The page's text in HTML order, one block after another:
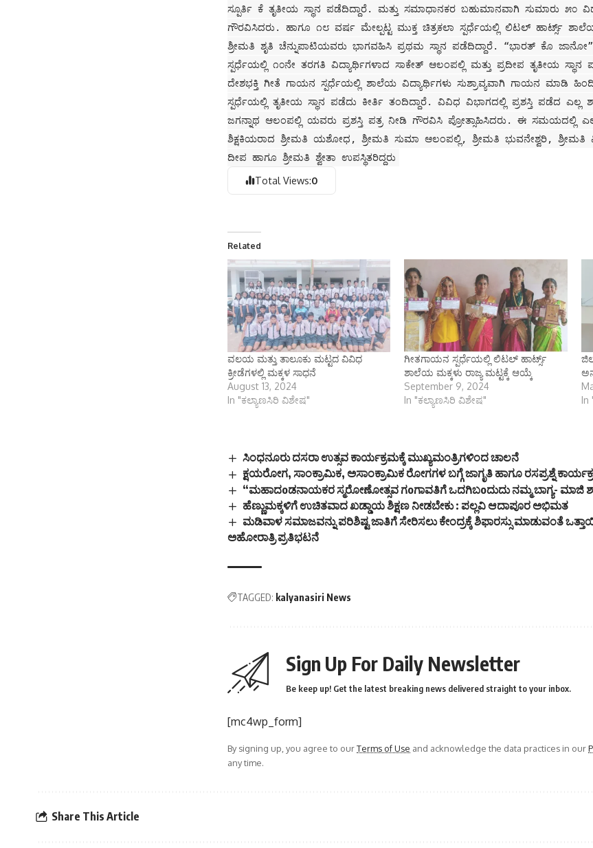
ಸ್ಪೂರ್ತಿ ಕೆ ತೃತೀಯ ಸ್ಥಾನ ಪಡೆದಿದ್ದಾರೆ. ಮತ್ತು ಸಮಾಧಾನಕರ ಬಹುಮಾನವಾಗಿ ಸುಮಾರು ೫೦
ಗೌರವಿಸಿದರು. ಹಾಗೂ ೧೮ ವರ್ಷ ಮೇಲ್ಪಟ್ಟ ಮುಕ್ತ ಚಿತ್ರಕಲಾ ಸ್ಪರ್ಧೆಯಲ್ಲಿ ಲಿಟಲ್ ಹಾರ್ಟ್ಸ್
ಶ್ರೀಮತಿ ಶೃತಿ ಚೆನ್ನುಪಾಟಿಯವರು ಭಾಗವಹಿಸಿ ಪ್ರಥಮ ಸ್ಥಾನ ಪಡೆದಿದ್ದಾರೆ. “ಭಾರತ್ ಕೊ
ಸ್ಪರ್ಧೆಯಲ್ಲಿ ೧೦ನೇ ತರಗತಿ ವಿದ್ಯಾರ್ಥಿಗಳಾದ ಸಾಕೇತ್ ಆಲಂಪಲ್ಲಿ ಮತ್ತು ಪ್ರದೀಪ ತೃತೀಯ ಸ್ಥಾನ
ದೇಶಭಕ್ತಿ ಗೀತೆ ಗಾಯನ ಸ್ಪರ್ಧೆಯಲ್ಲಿ ಶಾಲೆಯ ವಿದ್ಯಾರ್ಥಿಗಳು ಸುಶ್ರಾವ್ಯವಾಗಿ ಗಾಯನ ಮಾಡಿ
ಸ್ಪರ್ಧೆಯಲ್ಲಿ ತೃತೀಯ ಸ್ಥಾನ ಪಡೆದು ಕೀರ್ತಿ ತಂದಿದ್ದಾರೆ. ವಿವಿಧ ವಿಭಾಗದಲ್ಲಿ ಪ್ರಶಸ್ತಿ ಪಡೆದ
ಜಗನ್ನಾಥ ಆಲಂಪಲ್ಲಿ ಯವರು ಪ್ರಶಸ್ತಿ ಪತ್ರ ನೀಡಿ ಗೌರವಿಸಿ ಪ್ರೋತ್ಸಾಹಿಸಿದರು. ಈ ಸಮಯದಲ್ಲಿ
ಶಿಕ್ಷಕಿಯರಾದ ಶ್ರೀಮತಿ ಯಶೋಧ, ಶ್ರೀಮತಿ ಸುಮಾ ಆಲಂಪಲ್ಲಿ, ಶ್ರೀಮತಿ ಭುವನೇಶ್ವರಿ,
ದೀಪ ಹಾಗೂ ಶ್ರೀಮತಿ ಶ್ವೇತಾ ಉಪಸ್ಥಿತರಿದ್ದರು
Total Views:0
Related
ವಲಯ ಮತ್ತು ತಾಲೂಕು ಮಟ್ಟದ ವಿವಿಧ
ಕ್ರೀಡೆಗಳಲ್ಲಿ ಮಕ್ಕಳ ಸಾಧನೆ
August 13, 2024
In "ಕಲ್ಯಾಣಸಿರಿ ವಿಶೇಷ"
ಗೀತಗಾಯನ ಸ್ಪರ್ಧೆಯಲ್ಲಿ ಲಿಟಲ್ ಹಾರ್ಟ್ಸ್
ಶಾಲೆಯ ಮಕ್ಕಳು ರಾಜ್ಯ ಮಟ್ಟಕ್ಕೆ ಆಯ್ಕೆ
September 9, 2024
In "ಕಲ್ಯಾಣಸಿರಿ ವಿಶೇಷ"
In
ಸಿಂಧನೂರು ದಸರಾ ಉತ್ಸವ ಕಾರ್ಯಕ್ರಮಕ್ಕೆ ಮುಖ್ಯಮಂತ್ರಿಗಳಿಂದ ಚಾಲನೆ
ಕ್ಷಯರೋಗ, ಸಾಂಕ್ರಾಮಿಕ, ಅಸಾಂಕ್ರಾಮಿಕ ರೋಗಗಳ ಬಗ್ಗೆ ಜಾಗೃತಿ ಹಾಗೂ ರಸಪ್ರಶ್ನೆ
“ಮಹಾದoಡನಾಯಕರ ಸ್ಮರೋಣೋತ್ಸವ ಗoಗಾವತಿಗೆ ಒದಗಿಬoದುದು ನಮ್ಮ ಬಾಗ್ಯ- ಮಾಜಿ
ಹೆಣ್ಣುಮಕ್ಕಳಿಗೆ ಉಚಿತವಾದ ಖಡ್ಡಾಯ ಶಿಕ್ಷಣ ನೀಡಬೇಕು : ಪಲ್ಲವಿ ಆದಾಪೂರ ಅಭಿಮತ
ಮಡಿವಾಳ ಸಮಾಜವನ್ನು ಪರಿಶಿಷ್ಟ ಜಾತಿಗೆ ಸೇರಿಸಲು ಕೇಂದ್ರಕ್ಕೆ ಶಿಫಾರಸ್ಸು ಮಾಡುವಂತೆ
ಅಹೋರಾತ್ರಿ ಪ್ರತಿಭಟನೆ
TAGGED: kalyanasiri News
Sign Up For Daily Newsletter
Be keep up! Get the latest breaking news delivered straight to your inbox.
[mc4wp_form]
By signing up, you agree to ourTerms of Use and acknowledge the data practices in our
any time.
Share This Article